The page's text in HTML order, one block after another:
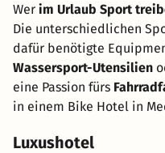
Wer im Urlaub Sport
Die unterschiedlichen
dafür benötigte
Wassersport-Utensilien
eine Passion fürs
in einem Bike Hotel in
Luxushotel